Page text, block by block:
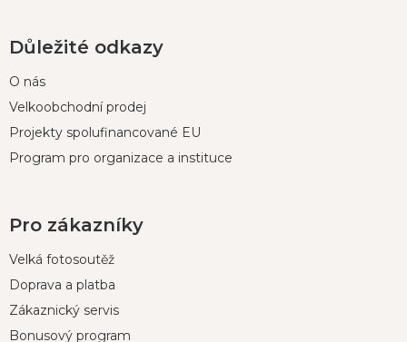
Důležité odkazy
O nás
Velkoobchodní prodej
Projekty spolufinancované EU
Program pro organizace a instituce
Pro zákazníky
Velká fotosoutěž
Doprava a platba
Zákaznický servis
Bonusový program